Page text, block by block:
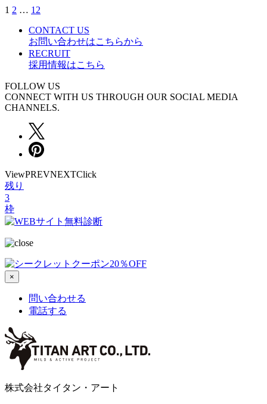
1 2 … 12
CONTACT US
お問い合わせはこちらから
RECRUIT
採用情報はこちら
FOLLOW US
CONNECT WITH US THROUGH OUR SOCIAL MEDIA
CHANNELS.
ViewPREVNEXTClick
残り
3
枠
×
問い合わせる
電話する
株式会社タイタン・アート